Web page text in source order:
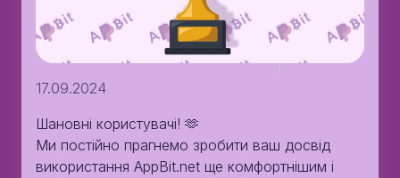
17.09.2024
Шановні користувачі! 🫶
Ми постійно прагнемо зробити ваш досвід
використання AppBit.net ще комфортнішим і